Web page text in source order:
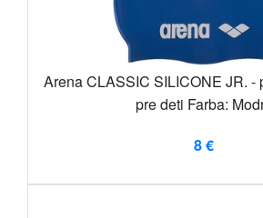
Arena CLASSIC SILICONE JR. -
pre deti Farba:
8 €